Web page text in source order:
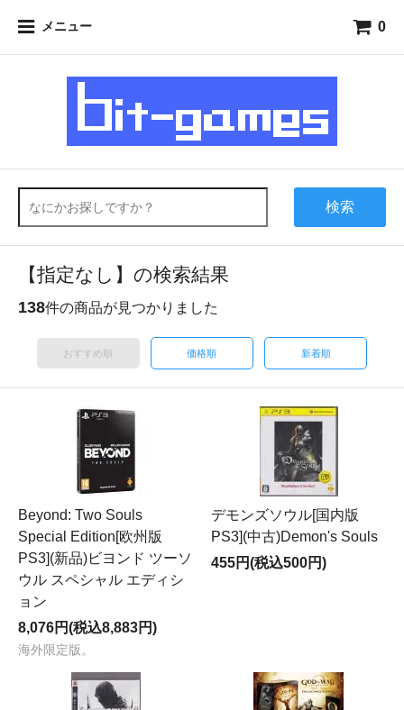
メニュー 0
検索
【指定なし】の検索結果
138件の商品が見つかりました
おすすめ順 価格順 新着順
Beyond: Two Souls
Special Edition[欧州版
PS3](新品)ビヨンド ツーソ
ウル スペシャル エディシ
ョン
8,076円(税込8,883円)
海外限定版。
デモンズソウル[国内版
PS3](中古)Demon's Souls
455円(税込500円)